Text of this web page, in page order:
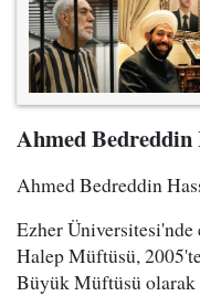
Ahmed
Ahmed Bedreddin
Ezher
Halep Müftüsü,
Büyük Müftüsü olarak